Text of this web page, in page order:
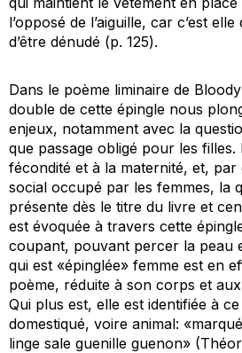
l’opposé de l’aiguille, car c’est
d’être dénudé (p. 125).
Dans le poème liminaire de
double de cette épingle nous
enjeux, notamment avec la
que passage obligé pour les filles.
fécondité et à la maternité, et,
social occupé par les femmes, la
présente dès le titre du livre et
est évoquée à travers cette
coupant, pouvant percer la peau
qui est «épinglée» femme est en
poème, réduite à son corps et
Qui plus est, elle est identifiée à
domestiqué, voire animal:
linge sale guenille guenon»